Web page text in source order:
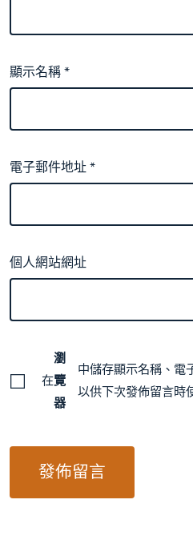
顯示名稱*
電子郵件地址*
個人網站網址
在
瀏
覽
器
中儲存顯示名稱、電
以供下次發佈留言時